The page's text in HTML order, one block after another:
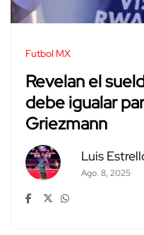
Futbol MX
Revelan el
debe igualar
Griezmann
Luis
Ago. 8, 2025